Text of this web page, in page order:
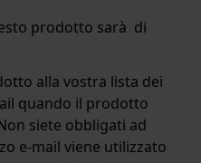
prodotto sarà di
alla vostra lista dei
quando il prodotto
siete obbligati ad
e-mail viene utilizzato